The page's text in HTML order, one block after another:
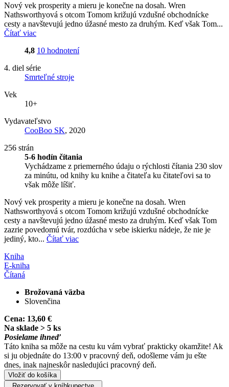
Nový vek prosperity a mieru je konečne na dosah. Wren
Nathsworthyová s otcom Tomom križujú vzdušné obchodnícke
cesty a navštevujú jedno úžasné mesto za druhým. Keď však Tom...
Čítať viac
4,8 10 hodnotení
4. diel série
Smrteľné stroje
Vek
10+
Vydavateľstvo
CooBoo SK, 2020
256 strán
5-6 hodín čítania
Vychádzame z priemerného údaju o rýchlosti čítania 230 slov
za minútu, od knihy ku knihe a čitateľa ku čitateľovi sa to
však môže líšiť.
Nový vek prosperity a mieru je konečne na dosah. Wren
Nathsworthyová s otcom Tomom križujú vzdušné obchodnícke
cesty a navštevujú jedno úžasné mesto za druhým. Keď však Tom
zazrie povedomú tvár, rozdúcha v sebe iskierku nádeje, že nie je
jediný, kto... Čítať viac
Kniha
E-kniha
Čítaná
Brožovaná väzba
Slovenčina
Cena: 13,60 €
Na sklade > 5 ks
Posielame ihneď
Táto kniha sa môže na cestu ku vám vybrať prakticky okamžite! Ak
si ju objednáte do 13:00 v pracovný deň, odošleme vám ju ešte
dnes, inak najneskôr nasledujúci pracovný deň.
Vložiť do košíka